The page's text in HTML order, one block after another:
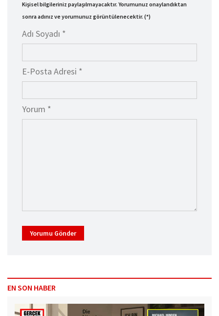
Kişisel bilgileriniz paylaşılmayacaktır. Yorumunuz onaylandıktan
sonra adınız ve yorumunuz görüntülenecektir. (*)
Adı Soyadı *
E-Posta Adresi *
Yorum *
Yorumu Gönder
EN SON HABER